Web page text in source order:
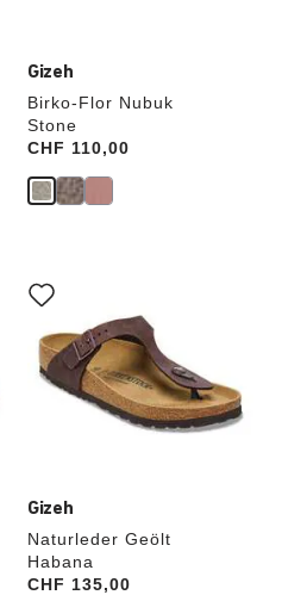
Gizeh
Birko-Flor Nubuk
Stone
Price:
CHF 110,00
Gizeh
Naturleder Geölt
Habana
Price:
CHF 135,00
Anklicken
der
Farben
werden
die
Produktbilder
aktualisiert.